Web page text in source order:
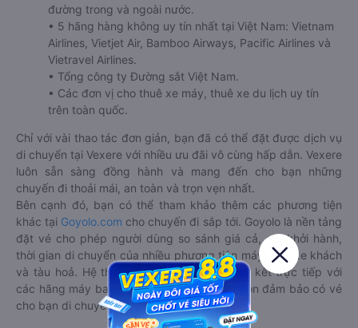
đường trong và ngoài nước.
• 5 hãng hàng không uy tín nhất tại Việt Nam: Vietnam
Airlines, Vietjet Air, Bamboo Airways, Pacific Airlines và
Vietravel Airlines.
• Tổng công ty Đường sắt Việt Nam.
• Các đơn vị cho thuê xe máy, thuê xe du lịch uy tín
trên toàn quốc.
Chỉ với vài thao tác đơn giản, bạn đã có thể đặt được dịch vụ
di chuyển tại Vexere với nhiều ưu đãi vô cùng hấp dẫn. Vexere
luôn sẵn sàng đồng hành và mang đến cho bạn những
chuyến đi thoải mái, an toàn và trọn vẹn nhất.
Bên cạnh đó, bạn có thể tham khảo thêm các phương tiện
khác tại Goyolo.com cho chuyến đi sắp tới. Goyolo là nền tảng
đặt vé cho phép người dùng so sánh giá cả, giờ khởi hành,
thời gian di chuyển của nhiều phương tiện máy bay, xe khách
và tàu hoả. Hệ thống của Goyolo được liên kết trực tiếp với
các hãng máy bay, xe khách và tàu hoả, luôn đảm bảo có vé
cho bạn di chuyển.